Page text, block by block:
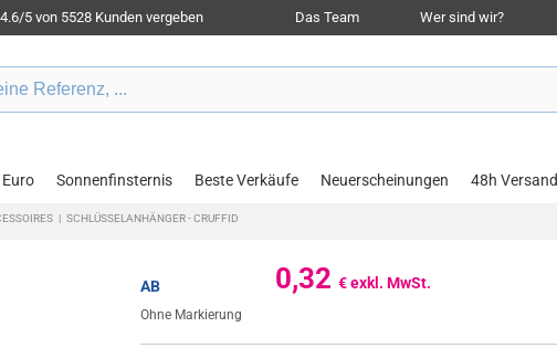
4.6/5 von 5528 Kunden vergeben Das Team Wer sind wir?
Sonnenfinsternis Beste Verkäufe Neuerscheinungen 48h Versand
| SCHLÜSSELANHÄNGER - CRUFFID
0,32€ exkl. MwSt.
AB
Ohne Markierung